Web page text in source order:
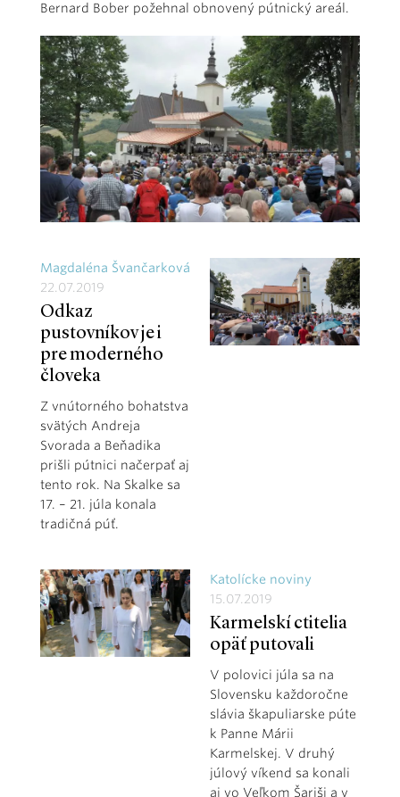
Bernard Bober požehnal obnovený pútnický areál.
Magdaléna Švančarková
22.07.2019
Odkaz
pustovníkov je i
pre moderného
človeka
Z vnútorného bohatstva
svätých Andreja
Svorada a Beňadika
prišli pútnici načerpať aj
tento rok. Na Skalke sa
17. – 21. júla konala
tradičná púť.
Katolícke noviny
15.07.2019
Karmelskí ctitelia
opäť putovali
V polovici júla sa na
Slovensku každoročne
slávia škapuliarske púte
k Panne Márii
Karmelskej. V druhý
júlový víkend sa konali
aj vo Veľkom Šariši a v